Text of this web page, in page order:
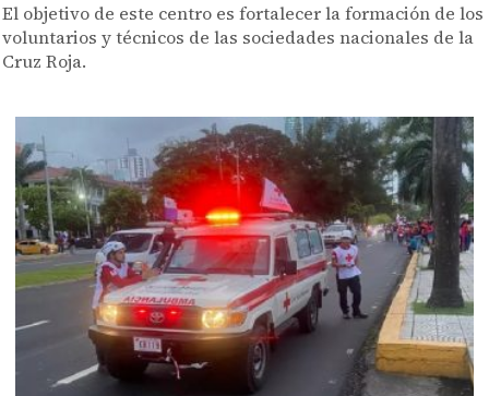
El objetivo de este centro es fortalecer la formación de los
voluntarios y técnicos de las sociedades nacionales de la
Cruz Roja.